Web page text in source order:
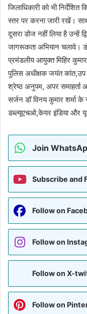
जिलाधिकारी को भी
स्तर पर करना जारी रखें।
दूसरा डोज नहीं लिया है उन्हें
जागरूकता अभियान चलावे।
प्रमंडलीय आयुक्त मिहिर
पुलिस अधीक्षक जयंत कांत,उप
श्रेष्ठ अनुपम, अपर
सर्जन डॉ विनय कुमार शर्मा के
डब्ल्यूएचओ,केयर इंडिया और
Join
Subscribe and
Follow on
Follow on
Follow on X-
Follow on